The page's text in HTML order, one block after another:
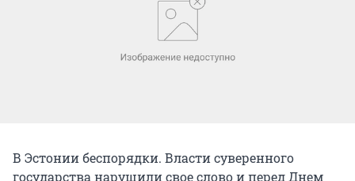
В Эстонии беспорядки. Власти суверенного
государства нарушили свое слово и перед Днем